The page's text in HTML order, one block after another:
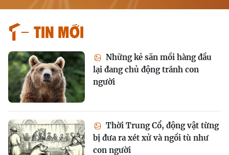
Tin mới
Những kẻ săn mồi hàng đầu
lại đang chủ động tránh con
người
Thời Trung Cổ, động vật từng
bị đưa ra xét xử và ngồi tù như
con người